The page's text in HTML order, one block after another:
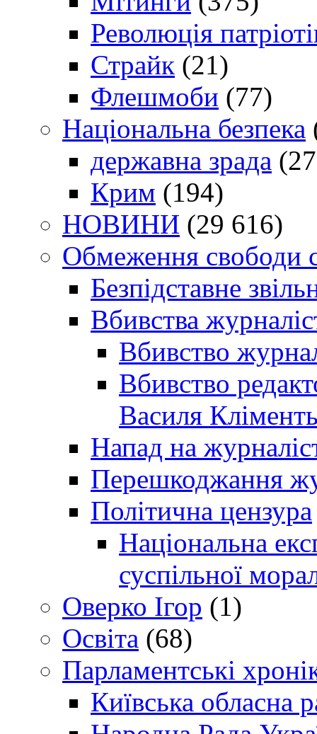
Революція
Страйк (21)
Флешмоби (77)
Національна безпека
державна зрада
Крим (194)
НОВИНИ (29 616)
Обмеження свободи
Безпідставне
Вбивства
Вбивство
Вбивство
Василя
Напад на
Перешкоджання
Політична цензура
Національна
суспільної
Оверко Ігор (1)
Освіта (68)
Парламентські
Київська обласна